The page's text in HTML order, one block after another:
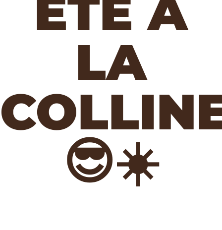
ÉTÉ À
LA
😎☀️